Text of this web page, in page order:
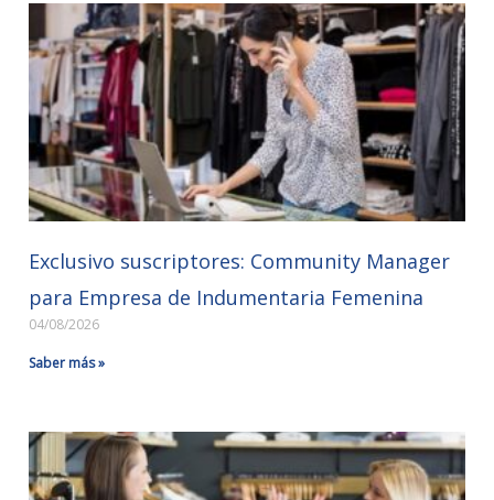
Exclusivo suscriptores: Community Manager
para Empresa de Indumentaria Femenina
04/08/2026
Saber más »